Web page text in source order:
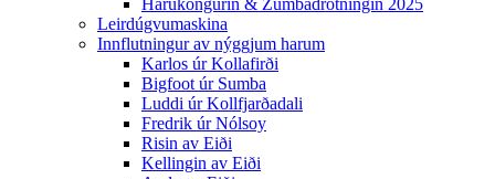
Harukongurin & Zumbadrotningin 2025
Leirdúgvumaskina
Innflutningur av nýggjum harum
Karlos úr Kollafirði
Bigfoot úr Sumba
Luddi úr Kollfjarðadali
Fredrik úr Nólsoy
Risin av Eiði
Kellingin av Eiði